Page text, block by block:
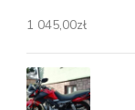
1 045,00zł